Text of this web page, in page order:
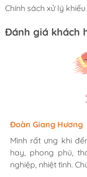
Chính sách xử lý
Đánh giá khách
Hương Suri
Mình rất ưng khi
hay, phong phú,
nghiệp, nhiệt tình.
Đoàn Giang Hương
Mình rất ưng khi
hay, phong phú,
nghiệp, nhiệt tình.
Ngọc Anh
Mình rất ưng khi
hay, phong phú,
nghiệp, nhiệt tình.